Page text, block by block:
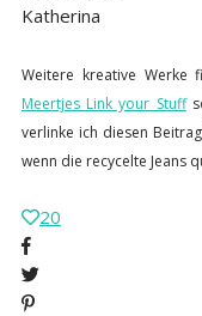
Katherina
Weitere kreative Werke
Meertjes Link your Stuff
verlinke ich diesen
wenn die recycelte Jeans
20